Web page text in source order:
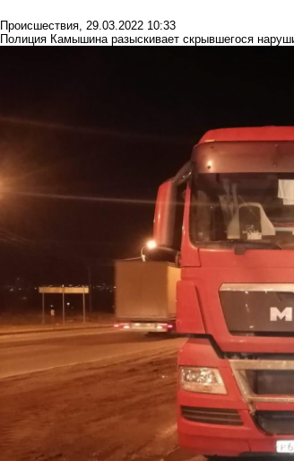
Происшествия, 29.03.2022 10:33
Полиция Камышина разыскивает скрывшегося